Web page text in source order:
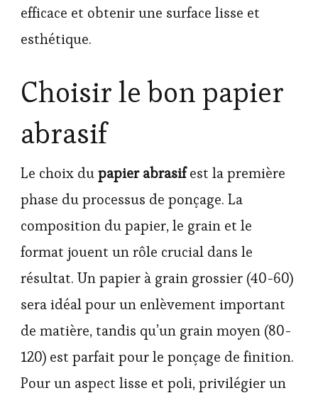
efficace et obtenir une surface lisse et
esthétique.
Choisir le bon papier
abrasif
Le choix dupapier abrasifest la première
phase du processus de ponçage. La
composition du papier, le grain et le
format jouent un rôle crucial dans le
résultat. Un papier à grain grossier (40-60)
sera idéal pour un enlèvement important
de matière, tandis qu’un grain moyen (80-
120) est parfait pour le ponçage de finition.
Pour un aspect lisse et poli, privilégier un